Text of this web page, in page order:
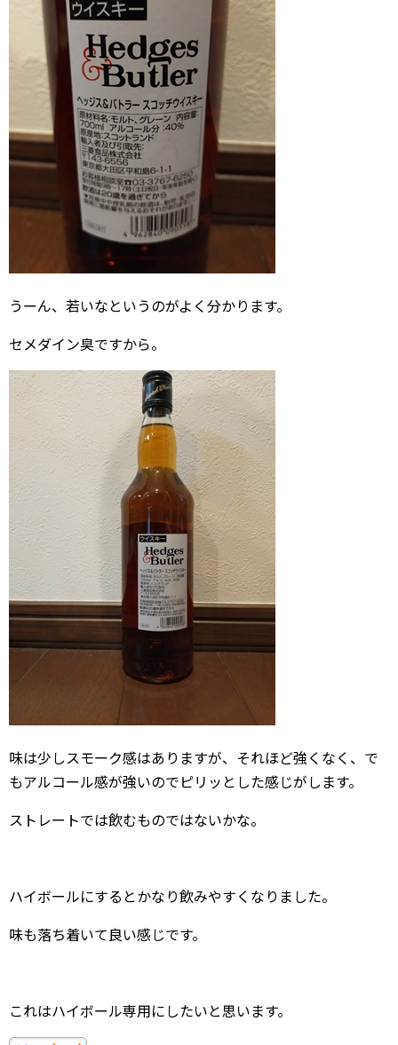
うーん、若いなというのがよく分かります。
セメダイン臭ですから。
味は少しスモーク感はありますが、それほど強くなく、で
もアルコール感が強いのでピリッとした感じがします。
ストレートでは飲むものではないかな。
ハイボールにするとかなり飲みやすくなりました。
味も落ち着いて良い感じです。
これはハイボール専用にしたいと思います。